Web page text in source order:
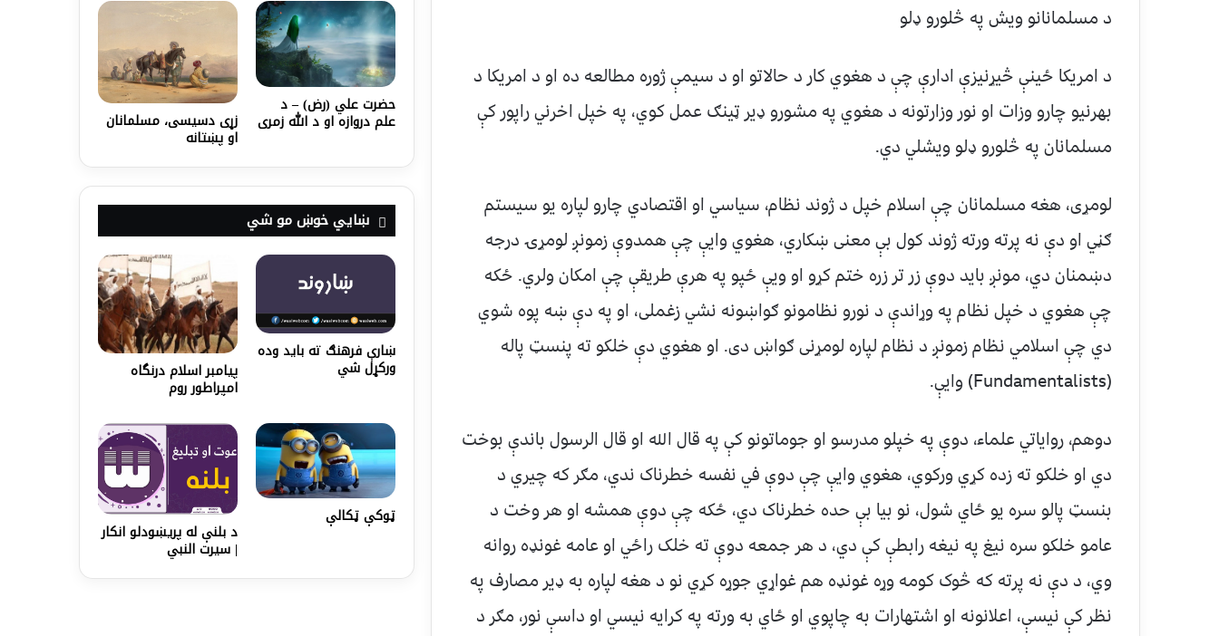
د مسلمانانو ویش په څلورو ډلو
د امریکا ځینې څیړنیزې ادارې چې د هغوي کار د حالاتو او د سیمې ژوره مطالعه ده او د امریکا د
بهرنیو چارو وزات او نور وزارتونه د هغوي په مشورو ډیر ټینګ عمل کوي، په خپل اخرني راپور کې
مسلمانان په څلورو ډلو ویشلي دي.
لومړی، هغه مسلمانان چې اسلام خپل د ژوند نظام، سیاسي او اقتصادي چارو لپاره یو سیستم
ګڼي او دې نه پرته ورته ژوند کول بې معنی ښکاري، هغوي وایې چې همدوې زمونږ لومړۍ درجه
دښمنان دي، مونږ باید دوې زر تر زره ختم کړو او ویې ځپو په هرې طریقې چې امکان ولري. ځکه
چې هغوي د خپل نظام په وړاندې د نورو نظامونو ګواښونه نشي زغملی، او په دې ښه پوه شوي
دي چې اسلامي نظام زمونږ د نظام لپاره لومړنی ګواښ دی. او هغوي دې خلکو ته پنسټ پاله
(Fundamentalists) وایې.
دوهم، روایاتي علماء، دوې په خپلو مدرسو او جوماتونو کې په قال الله او قال الرسول باندې بوخت
دي او خلکو ته زده کړي ورکوي، هغوي وایې چې دوې في نفسه خطرناک ندي، مګر که چیري د
بنسټ پالو سره یو ځاي شول، نو بیا بې حده خطرناک دي، ځکه چې دوې همشه او هر وخت د
عامو خلکو سره نیغ په نیغه رابطې کې دي، د هر جمعه دوې ته خلک راځي او عامه غونډه روانه
وي، د دې نه پرته که څوک کومه وړه غونډه هم غواړي جوړه کړي نو د هغه لپاره به ډیر مصارف په
نظر کې نیسې، اعلانونه او اشتهارات به چاپوي او ځاي به ورته په کرایه نیسي او داسې نور، مګر د
حضرت علي (رض) – د
علم دروازه او د الله زمری زړی دسیسی، مسلمانان
او پښتانه
ښايي خوښ مو شي
ښارې فرهنګ ته باید وده
ورکړل شي پيامبر اسلام درنگاه
امپراطور روم
ټوکې ټکالې
د بلنې له پريښودلو انکار
| سیرت النبي